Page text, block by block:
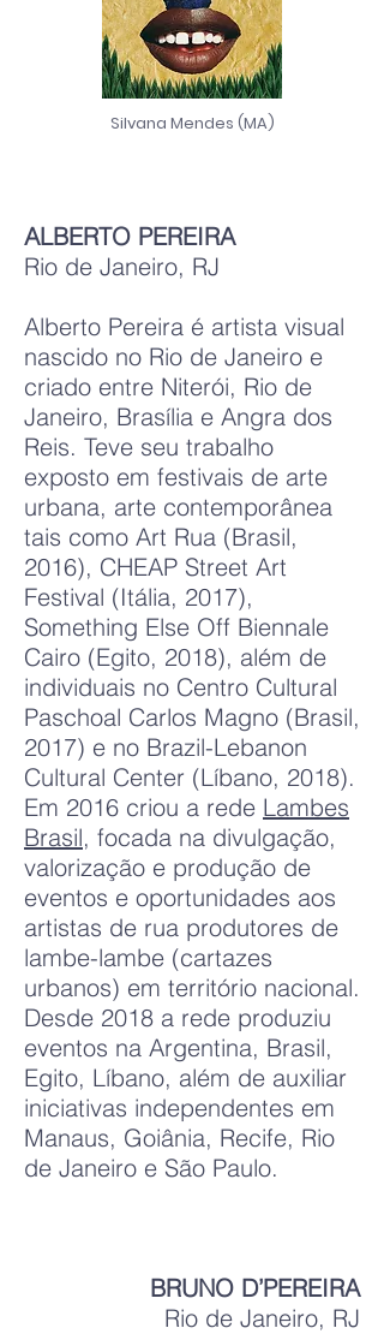
Silvana Mendes (MA)
ALBERTO PEREIRA
Rio de Janeiro, RJ
Alberto Pereira é artista visual
nascido no Rio de Janeiro e
criado entre Niterói, Rio de
Janeiro, Brasília e Angra dos
Reis. Teve seu trabalho
exposto em festivais de arte
urbana, arte contemporânea
tais como Art Rua (Brasil,
2016), CHEAP Street Art
Festival (Itália, 2017),
Something Else Off Biennale
Cairo (Egito, 2018), além de
individuais no Centro Cultural
Paschoal Carlos Magno (Brasil,
2017) e no Brazil-Lebanon
Cultural Center (Líbano, 2018).
Em 2016 criou a rede Lambes
Brasil, focada na divulgação,
valorização e produção de
eventos e oportunidades aos
artistas de rua produtores de
lambe-lambe (cartazes
urbanos) em território nacional.
Desde 2018 a rede produziu
eventos na Argentina, Brasil,
Egito, Líbano, além de auxiliar
iniciativas independentes em
Manaus, Goiânia, Recife, Rio
de Janeiro e São Paulo.
BRUNO D’PEREIRA
Rio de Janeiro, RJ